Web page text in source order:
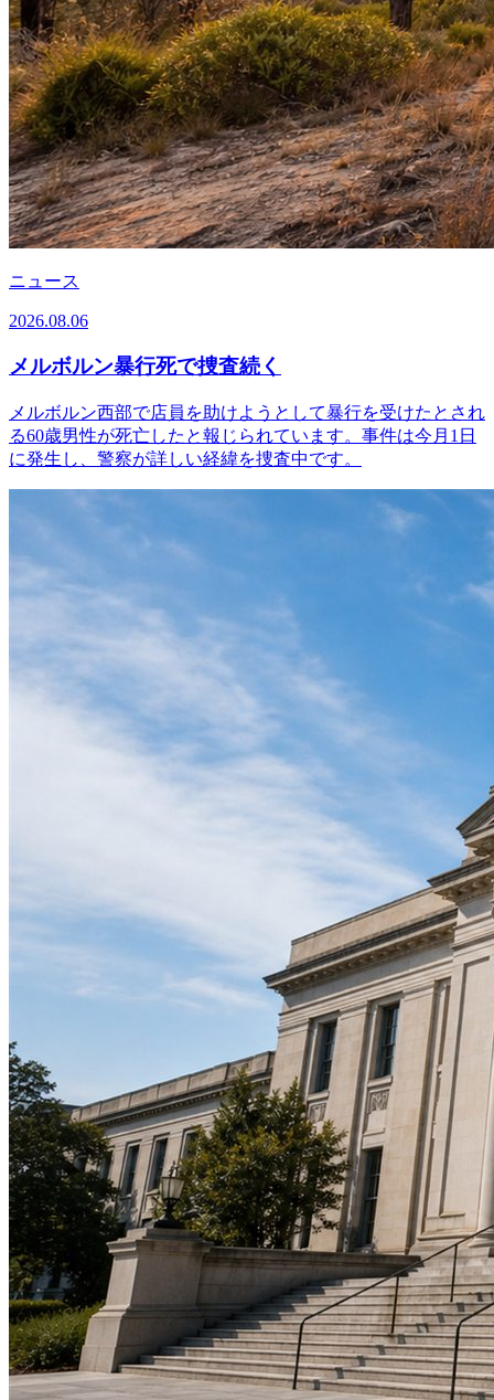
ニュース
2026.08.06
メルボルン暴行死で捜査続く
メルボルン西部で店員を助けようとして暴行を受けたとされ
る60歳男性が死亡したと報じられています。事件は今月1日
に発生し、警察が詳しい経緯を捜査中です。